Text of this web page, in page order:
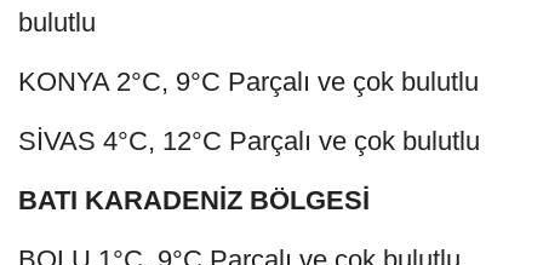
bulutlu
KONYA 2°C, 9°C Parçalı ve çok bulutlu
SİVAS 4°C, 12°C Parçalı ve çok bulutlu
BATI KARADENİZ BÖLGESİ